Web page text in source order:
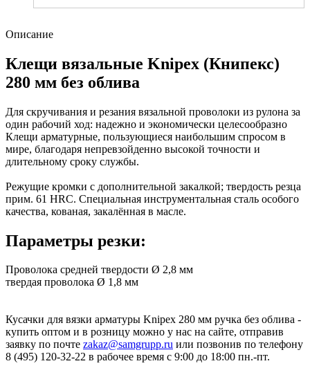
Описание
Клещи вязальные Knipex (Книпекс)
280 мм без облива
Для скручивания и резания вязальной проволоки из рулона за
один рабочий ход: надежно и экономически целесообразно
Клещи арматурные, пользующиеся наибольшим спросом в
мире, благодаря непревзойденно высокой точности и
длительному сроку службы.
Режущие кромки с дополнительной закалкой; твердость резца
прим. 61 HRC. Специальная инструментальная сталь особого
качества, кованая, закалённая в масле.
Параметры резки:
Проволока средней твердости Ø 2,8 мм
твердая проволока Ø 1,8 мм
Кусачки для вязки арматуры Knipex 280 мм ручка без облива -
купить оптом и в розницу можно у нас на сайте, отправив
заявку по почте zakaz@samgrupp.ru или позвонив по телефону
8 (495) 120-32-22 в рабочее время с 9:00 до 18:00 пн.-пт.